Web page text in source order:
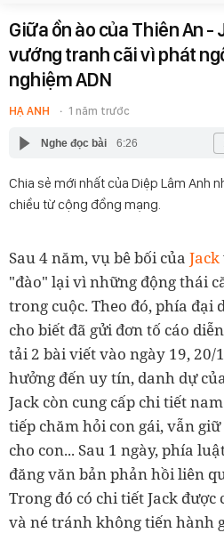
Giữa ồn ào của Thiên An -
vướng tranh cãi vì phát
nghiệm ADN
HẠ ANH 1 năm trước
Nghe đọc bài 6:26
Chia sẻ mới nhất của Diệp Lâm Anh
chiều từ cộng đồng mạng.
Sau 4 năm, vụ bê bối của Jack
"đào" lại vì những động thái
trong cuộc. Theo đó, phía đại
cho biết đã gửi đơn tố cáo
tải 2 bài viết vào ngày 19,
hưởng đến uy tín, danh dự
Jack còn cung cấp chi tiết
tiếp chăm hỏi con gái, vẫn
cho con... Sau 1 ngày, phía
đăng văn bản phản hồi liên
Trong đó có chi tiết Jack
và né tránh không tiến hành